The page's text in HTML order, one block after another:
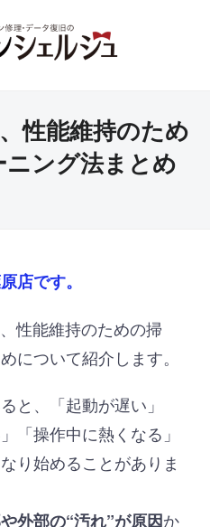
性能維持のため
ング法まとめ
店です。
性能維持のための掃
について紹介します。
と、「起動が遅い」
「操作中に熱くなる」
り始めることがありま
外部の“汚れ”が原因か